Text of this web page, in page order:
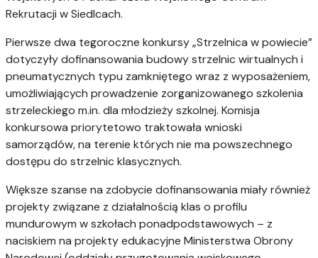
Rekrutacji w Siedlcach.
Pierwsze dwa tegoroczne konkursy „Strzelnica w powiecie”
dotyczyły dofinansowania budowy strzelnic wirtualnych i
pneumatycznych typu zamkniętego wraz z wyposażeniem,
umożliwiających prowadzenie zorganizowanego szkolenia
strzeleckiego m.in. dla młodzieży szkolnej. Komisja
konkursowa priorytetowo traktowała wnioski
samorządów, na terenie których nie ma powszechnego
dostępu do strzelnic klasycznych.
Większe szanse na zdobycie dofinansowania miały również
projekty związane z działalnością klas o profilu
mundurowym w szkołach ponadpodstawowych – z
naciskiem na projekty edukacyjne Ministerstwa Obrony